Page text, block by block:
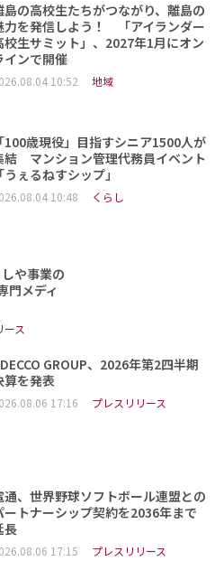
島の高校生たちがつながり、離島の
力を発信しよう！ 「アイランダー
校生サミット」、2027年1月にオン
インで開催
10:52 地域
「100歳現役」目指すシニア1500人が
結 マンション管理代務員イベント
「うぇるねすシップ」
10:48 くらし
や事業の
門メディ
ース
GROUP、2026年第2四半期
算を発表
17:16 プレスリリース
通、世界野球ソフトボール連盟との
ートナーシップ契約を2036年まで
長
17:15 プレスリリース